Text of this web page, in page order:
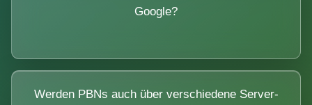
Google?
Werden PBNs auch über verschiedene Server-